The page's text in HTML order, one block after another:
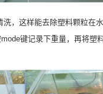
，这样能去除塑料颗粒在
键记录下重量，再将塑